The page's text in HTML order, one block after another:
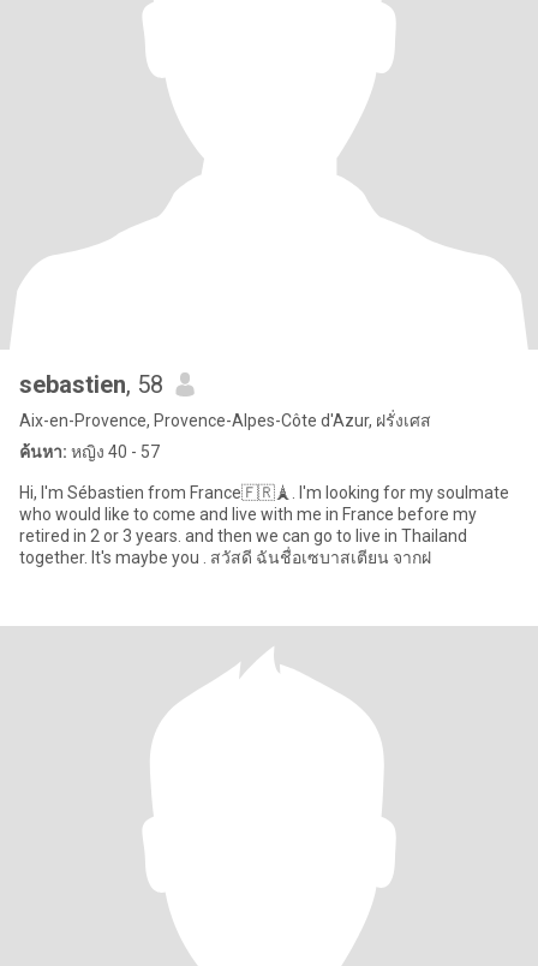
sebastien, 58
Aix-en-Provence, Provence-Alpes-Côte d'Azur, ฝรั่งเศส
ค้นหา: หญิง 40 - 57
Hi, I'm Sébastien from France🇫🇷🗼. I'm looking for my soulmate
who would like to come and live with me in France before my
retired in 2 or 3 years. and then we can go to live in Thailand
together. It's maybe you . สวัสดี ฉันชื่อเซบาสเตียน จากฝ